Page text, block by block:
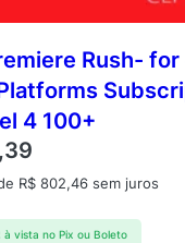
Rush-
4 100+
R$ 802,46 sem juros
à vista no Pix ou Boleto